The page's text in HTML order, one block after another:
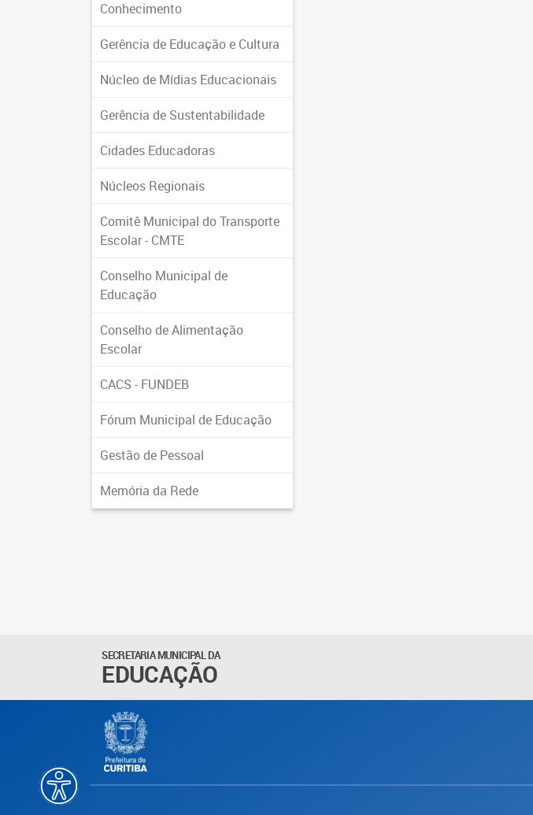
Conhecimento
Gerência de Educação e Cultura
Núcleo de Mídias Educacionais
Gerência de Sustentabilidade
Cidades Educadoras
Núcleos Regionais
Comitê Municipal do Transporte
Escolar - CMTE
Conselho Municipal de
Educação
Conselho de Alimentação
Escolar
CACS - FUNDEB
Fórum Municipal de Educação
Gestão de Pessoal
Memória da Rede
SECRETARIA MUNICIPAL DA
EDUCAÇÃO